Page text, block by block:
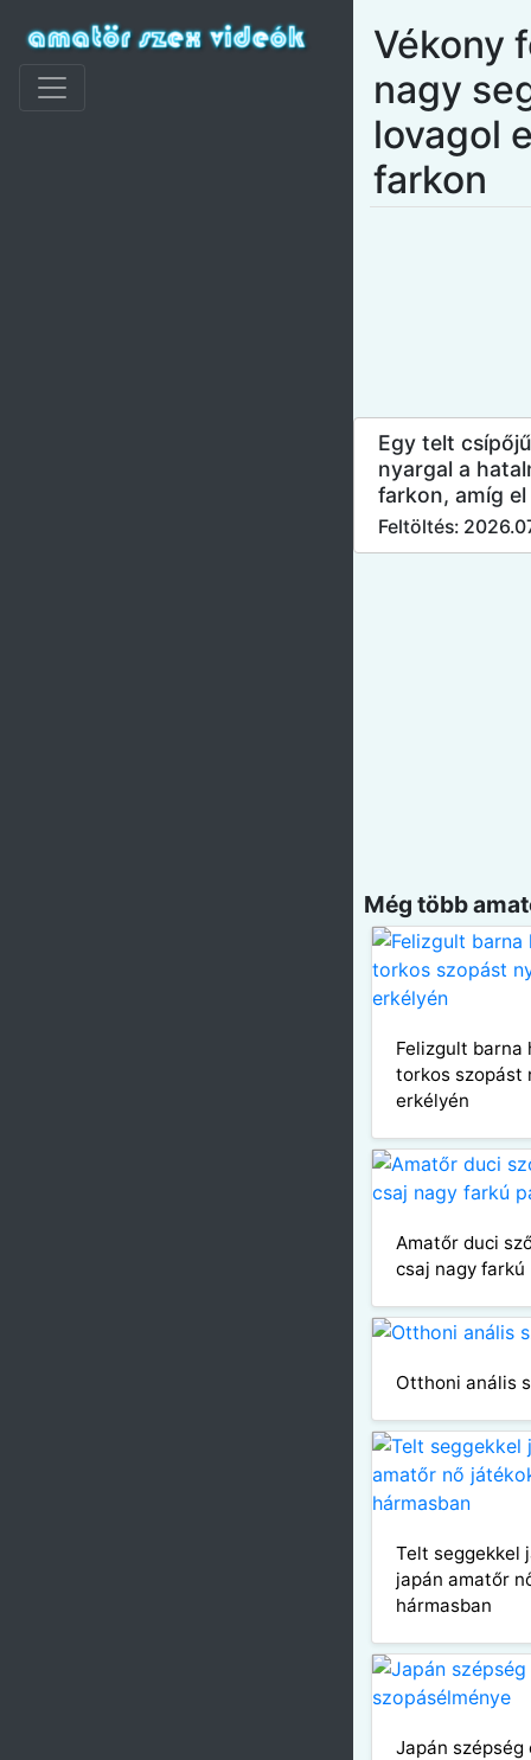
Vékony
nagy
lovagol
farkon
Egy telt
nyargal a
farkon, amíg
Feltöltés:
Még több
Felizgult barna
torkos szopást
erkélyén
Amatőr duci
csaj nagy
Otthoni anális
Telt seggekkel
japán amatőr
hármasban
Japán